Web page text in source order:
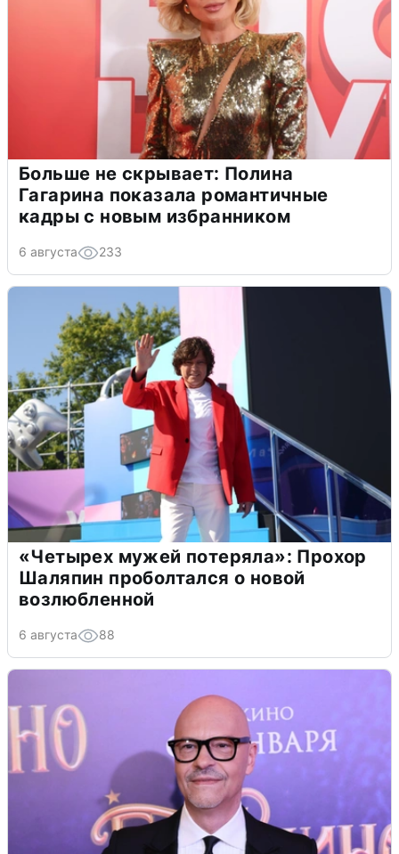
Больше не скрывает: Полина
Гагарина показала романтичные
кадры с новым избранником
6 августа 233
«Четырех мужей потеряла»: Прохор
Шаляпин проболтался о новой
возлюбленной
6 августа 88